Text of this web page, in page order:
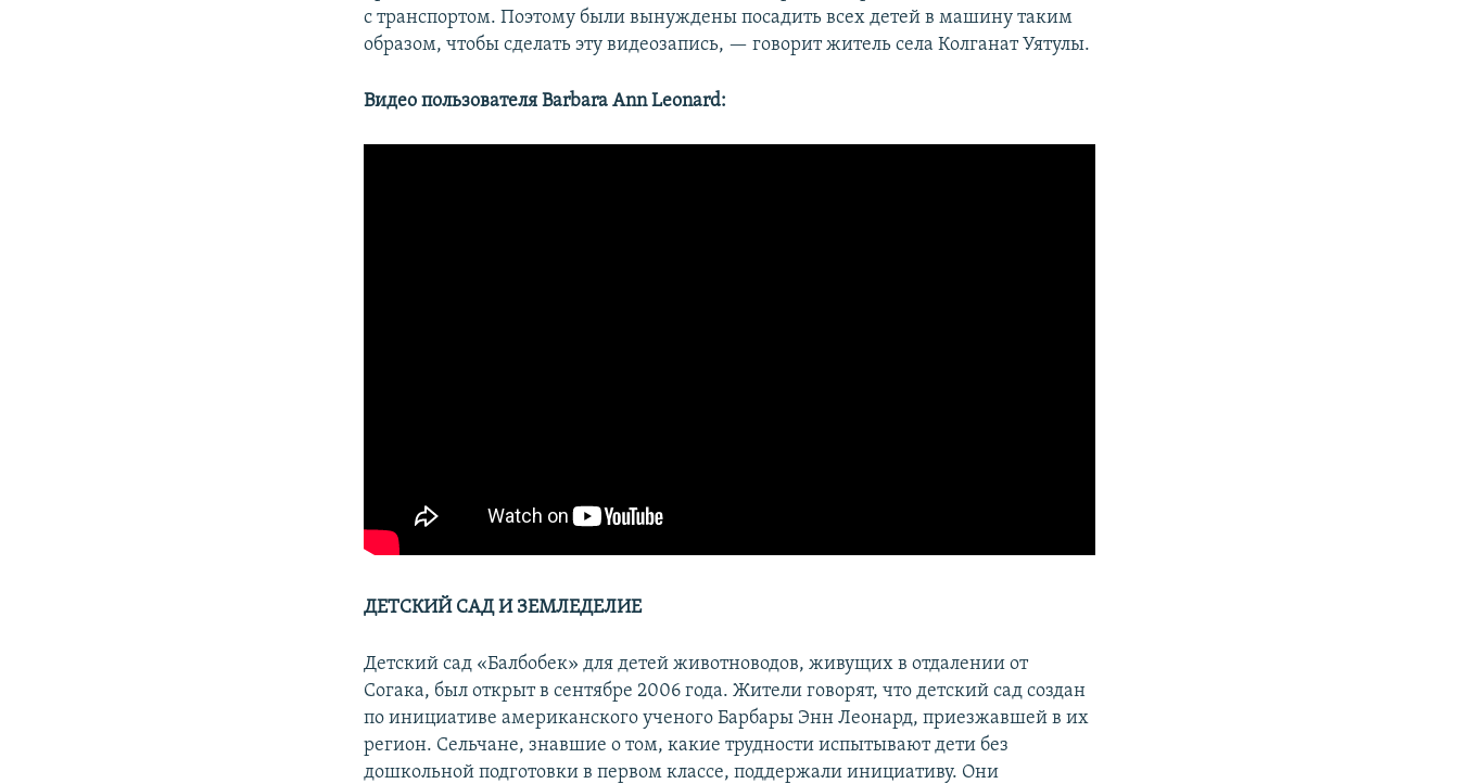
с транспортом. Поэтому были вынуждены посадить всех детей в машину таким
образом, чтобы сделать эту видеозапись, — говорит житель села Колганат Уятулы.
Видео пользователя Barbara Ann Leonard:
ДЕТСКИЙ САД И ЗЕМЛЕДЕЛИЕ
Детский сад «Балбобек» для детей животноводов, живущих в отдалении от
Согака, был открыт в сентябре 2006 года. Жители говорят, что детский сад создан
по инициативе американского ученого Барбары Энн Леонард, приезжавшей в их
регион. Сельчане, знавшие о том, какие трудности испытывают дети без
дошкольной подготовки в первом классе, поддержали инициативу. Они